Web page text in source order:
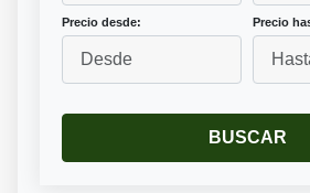
Precio desde: Precio
BUSCAR